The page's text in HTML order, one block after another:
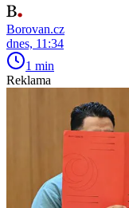
Borovan.cz
dnes, 11:34
1 min
Reklama